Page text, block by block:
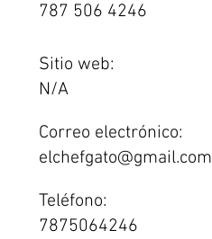
787 506 4246
Sitio web:
N/A
Correo electrónico:
elchefgato@gmail.com
Teléfono:
7875064246